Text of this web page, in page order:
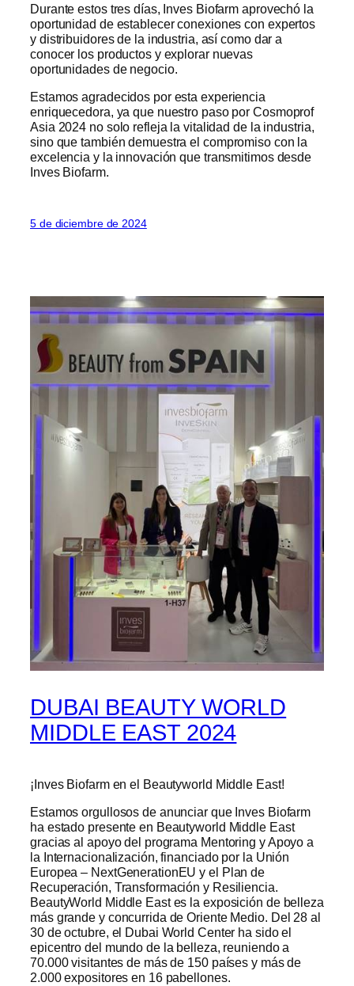
Durante estos tres días, Inves Biofarm aprovechó la
oportunidad de establecer conexiones con expertos
y distribuidores de la industria, así como dar a
conocer los productos y explorar nuevas
oportunidades de negocio.
Estamos agradecidos por esta experiencia
enriquecedora, ya que nuestro paso por Cosmoprof
Asia 2024 no solo refleja la vitalidad de la industria,
sino que también demuestra el compromiso con la
excelencia y la innovación que transmitimos desde
Inves Biofarm.
5 de diciembre de 2024
DUBAI BEAUTY WORLD
MIDDLE EAST 2024
¡Inves Biofarm en el Beautyworld Middle East!
Estamos orgullosos de anunciar que Inves Biofarm
ha estado presente en Beautyworld Middle East
gracias al apoyo del programa Mentoring y Apoyo a
la Internacionalización, financiado por la Unión
Europea – NextGenerationEU y el Plan de
Recuperación, Transformación y Resiliencia.
BeautyWorld Middle East es la exposición de belleza
más grande y concurrida de Oriente Medio. Del 28 al
30 de octubre, el Dubai World Center ha sido el
epicentro del mundo de la belleza, reuniendo a
70.000 visitantes de más de 150 países y más de
2.000 expositores en 16 pabellones.